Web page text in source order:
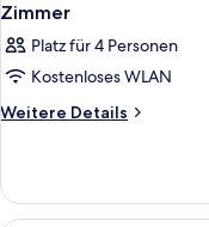
Zimmer
Platz für 4 Personen
Kostenloses WLAN
Weitere Details
Weitere